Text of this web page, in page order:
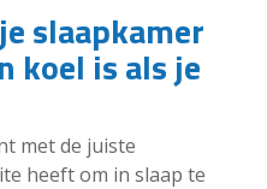
slaapkamer
koel is als je
met de juiste
heeft om in slaap te